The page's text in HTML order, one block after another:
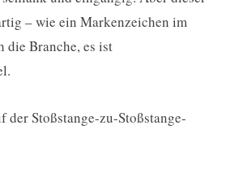
– wie ein Markenzeichen im
die Branche, es ist
der Stoßstange-zu-Stoßstange-